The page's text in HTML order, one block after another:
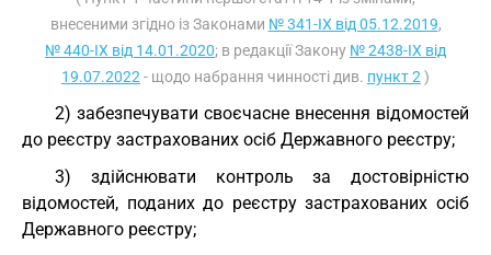
внесеними згідно із Законами № 341-IX від 05.12.2019,
№ 440-IX від 14.01.2020; в редакції Закону № 2438-IX від
19.07.2022 - щодо набрання чинності див. пункт 2 )
2) забезпечувати своєчасне внесення відомостей
до реєстру застрахованих осіб Державного реєстру;
3) здійснювати контроль за достовірністю
відомостей, поданих до реєстру застрахованих осіб
Державного реєстру;